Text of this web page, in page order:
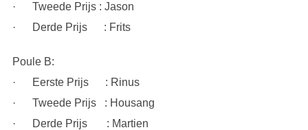
· Tweede Prijs : Jason
· Derde Prijs : Frits
Poule B:
· Eerste Prijs : Rinus
· Tweede Prijs : Housang
· Derde Prijs : Martien